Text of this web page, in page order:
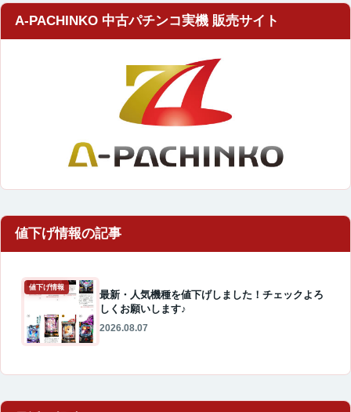
A-PACHINKO 中古パチンコ実機 販売サイト
値下げ情報
最新・人気機種を値下げしました！チェックよろ
しくお願いします♪
2026.08.07